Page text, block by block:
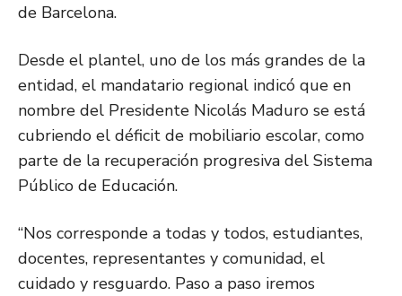
de Barcelona.
Desde el plantel, uno de los más grandes de la
entidad, el mandatario regional indicó que en
nombre del Presidente Nicolás Maduro se está
cubriendo el déficit de mobiliario escolar, como
parte de la recuperación progresiva del Sistema
Público de Educación.
“Nos corresponde a todas y todos, estudiantes,
docentes, representantes y comunidad, el
cuidado y resguardo. Paso a paso iremos